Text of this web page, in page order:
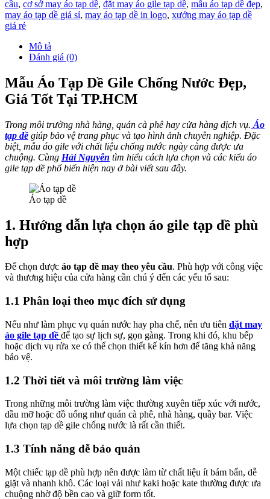
cầu, cơ sở may áo tạp dề, đặt may áo gile tạp dề, mẫu áo tạp dề đẹp,
may áo tạp dề giá sỉ, may áo tạp dề in logo, xưởng may áo tạp dề
giá rẻ
Mô tả
Đánh giá (0)
Mẫu Áo Tạp Dề Gile Chống Nước Đẹp,
Giá Tốt Tại TP.HCM
Trong môi trường nhà hàng, quán cà phê hay cửa hàng dịch vụ. Áo
tạp dề giúp bảo vệ trang phục và tạo hình ảnh chuyên nghiệp. Đặc
biệt, mẫu áo gile với chất liệu chống nước ngày càng được ưa
chuộng. Cùng Hải Nguyên tìm hiểu cách lựa chọn và các kiểu áo
gile tạp dề phổ biến hiện nay ở bài viết sau đây.
Áo tạp dề
1. Hướng dẫn lựa chọn áo gile tạp dề phù
hợp
Để chọn được áo tạp dề may theo yêu cầu. Phù hợp với công việc
và thương hiệu của cửa hàng cần chú ý đến các yếu tố sau:
1.1 Phân loại theo mục đích sử dụng
Nếu như làm phục vụ quán nước hay pha chế, nên ưu tiên đặt may
áo gile tạp dề để tạo sự lịch sự, gọn gàng. Trong khi đó, khu bếp
hoặc dịch vụ rửa xe có thể chọn thiết kế kín hơn để tăng khả năng
bảo vệ.
1.2 Thời tiết và môi trường làm việc
Trong những môi trường làm việc thường xuyên tiếp xúc với nước,
dầu mỡ hoặc đồ uống như quán cà phê, nhà hàng, quầy bar. Việc
lựa chọn tạp dề gile chống nước là rất cần thiết.
1.3 Tính năng dễ bảo quản
Một chiếc tạp dề phù hợp nên được làm từ chất liệu ít bám bẩn, dễ
giặt và nhanh khô. Các loại vải như kaki hoặc kate thường được ưa
chuộng nhờ độ bền cao và giữ form tốt.